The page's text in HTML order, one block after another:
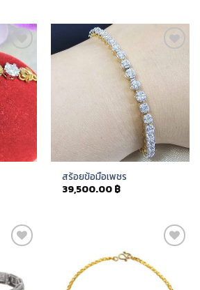
Add to
Wishlist
สร้อยข้อมือเพชร
39,500.00 ฿
Wishlist